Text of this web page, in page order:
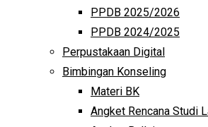
PPDB 2025/2026
PPDB 2024/2025
Perpustakaan Digital
Bimbingan Konseling
Materi BK
Angket Rencana Studi